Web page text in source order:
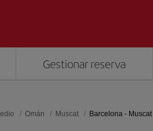
Gestionar reserva
Omán Muscat Barcelona - Muscat